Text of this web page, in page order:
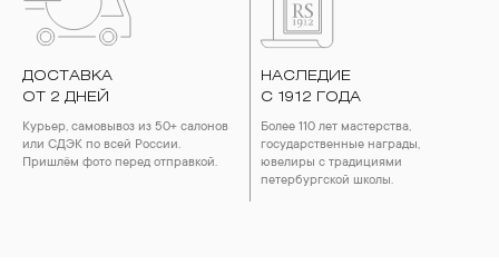
ДОСТАВКА
ОТ 2 ДНЕЙ
Курьер, самовывоз из 50+ салонов
или СДЭК по всей России.
Пришлём фото перед отправкой.
НАСЛЕДИЕ
С 1912 ГОДА
Более 110 лет мастерства,
государственные награды,
ювелиры с традициями
петербургской школы.